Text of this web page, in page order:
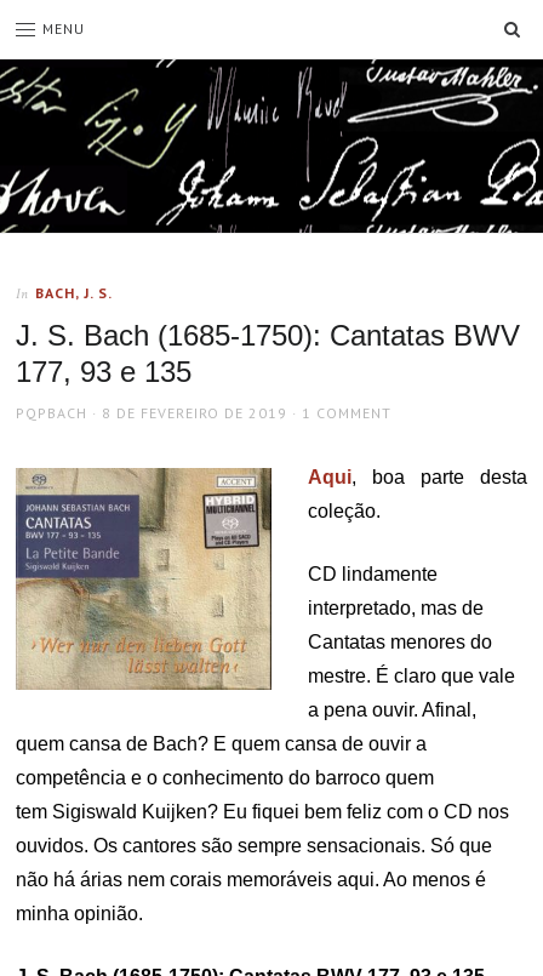
MENU
In BACH, J. S.
J. S. Bach (1685-1750): Cantatas BWV
177, 93 e 135
AUTHOR
PQPBACH
POSTED
8 DE FEVEREIRO DE 2019 1 COMMENT
Aqui, boa parte desta
coleção.
CD lindamente
interpretado, mas de
Cantatas menores do
mestre. É claro que vale
a pena ouvir. Afinal,
quem cansa de Bach? E quem cansa de ouvir a
competência e o conhecimento do barroco quem
tem Sigiswald Kuijken? Eu fiquei bem feliz com o CD nos
ouvidos. Os cantores são sempre sensacionais. Só que
não há árias nem corais memoráveis aqui. Ao menos é
minha opinião.